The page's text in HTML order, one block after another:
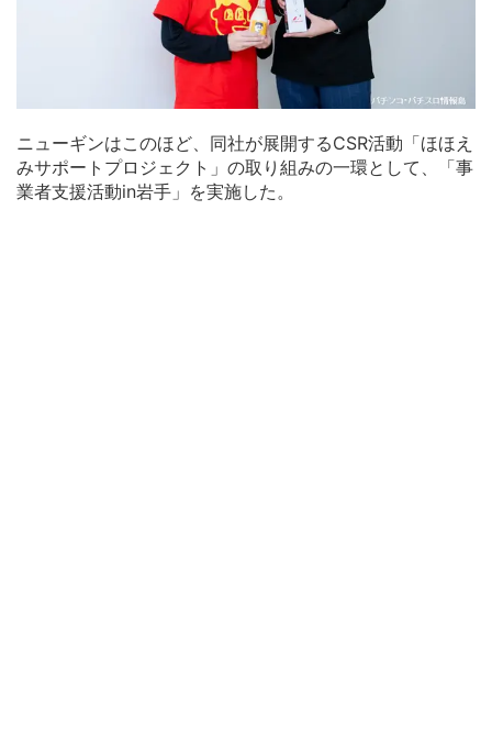
ニューギンはこのほど、同社が展開するCSR活動「ほほえ
みサポートプロジェクト」の取り組みの一環として、「事
業者支援活動in岩手」を実施した。